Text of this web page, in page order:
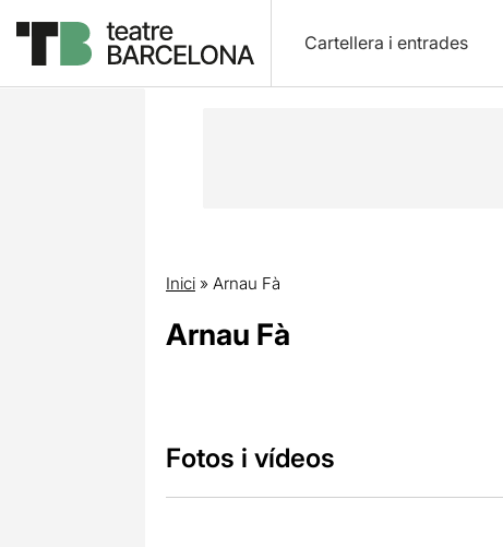
Cartellera i entrades
Inici» Arnau Fà
Arnau Fà
Fotos i vídeos